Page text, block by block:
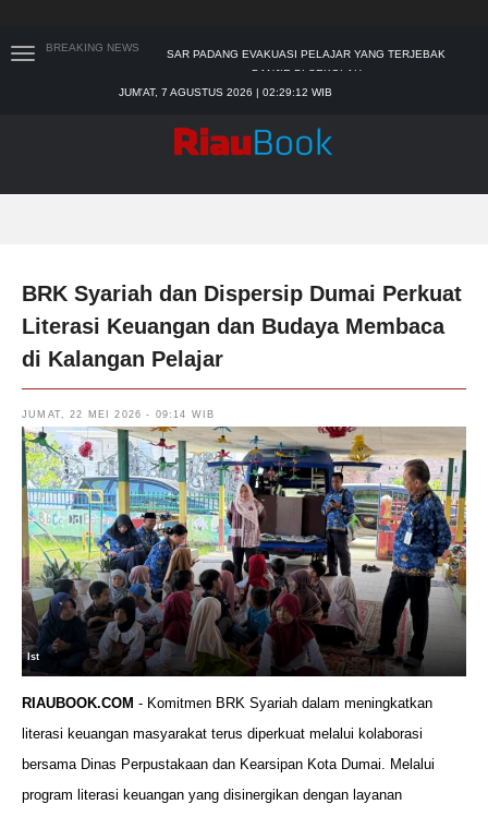
BREAKING NEWS
BUPATI KAMPAR APRESIASI SEKTOR PERTANIAN
28 CALON PETINGGI BRK SYARIAH LOLOS
TIM MANGGALA AGNI MASIH LAKUKAN PEMADAMAN
KEBAKARAN HUTAN DAN LAHAN
SAR PADANG EVAKUASI PELAJAR YANG TERJEBAK
JUM'AT, 7 AGUSTUS 2026 | 02:29:13 WIB
BRK Syariah dan Dispersip Dumai Perkuat
Literasi Keuangan dan Budaya Membaca
di Kalangan Pelajar
JUMAT, 22 MEI 2026 - 09:14 WIB
Ist
RIAUBOOK.COM - Komitmen BRK Syariah dalam meningkatkan
literasi keuangan masyarakat terus diperkuat melalui kolaborasi
bersama Dinas Perpustakaan dan Kearsipan Kota Dumai. Melalui
program literasi keuangan yang disinergikan dengan layanan